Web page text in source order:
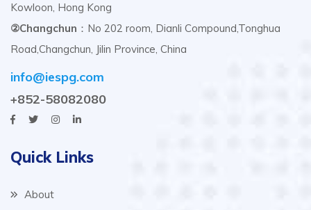
Kowloon, Hong Kong
②Changchun ：No 202 room, Dianli Compound,Tonghua
Road,Changchun, Jilin Province, China
info@iespg.com
+852-58082080
Quick Links
About